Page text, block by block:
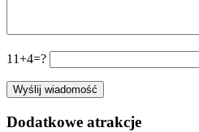
11+4=?
Dodatkowe atrakcje